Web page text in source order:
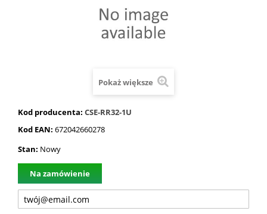
Pokaż większe
Kod producenta: CSE-RR32-1U
Kod EAN: 672042660278
Stan: Nowy
Na zamówienie